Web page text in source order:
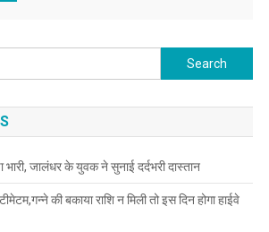
Search for:
जालंधर के युवक ने सुनाई दर्दभरी दास्तान
की बकाया राशि न मिली तो इस दिन होगा हाईवे